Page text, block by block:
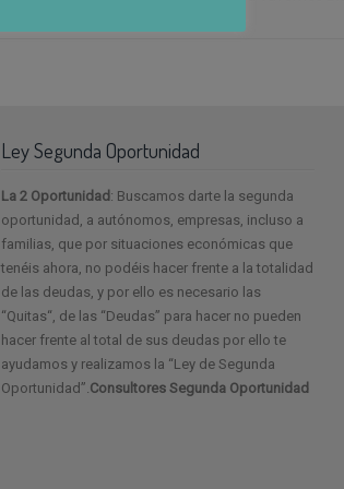
Ley Segunda Oportunidad
La 2 Oportunidad : Buscamos darte la segunda
oportunidad, a autónomos, empresas, incluso a
familias, que por situaciones económicas que
tenéis ahora, no podéis hacer frente a la totalidad
de las deudas, y por ello es necesario las
“Quitas“, de las “Deudas” para hacer no pueden
hacer frente al total de sus deudas por ello te
ayudamos y realizamos la “Ley de Segunda
Oportunidad”.Consultores Segunda Oportunidad